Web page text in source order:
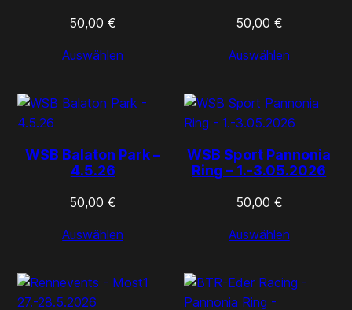
50,00€
Auswählen
50,00 €
Auswählen
WSB Balaton Park –
4.5.26
50,00€
Auswählen
WSB Sport Pannonia
Ring – 1.-3.05.2026
50,00 €
Auswählen